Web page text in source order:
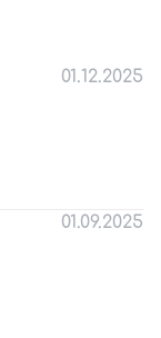
01.12.2025
01.09.2025